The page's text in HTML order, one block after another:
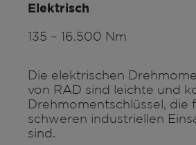
Elektrisch
135 – 16.500 Nm
Die elektrischen
von RAD sind leichte und
Drehmomentschlüssel, die
schweren industriellen
sind.